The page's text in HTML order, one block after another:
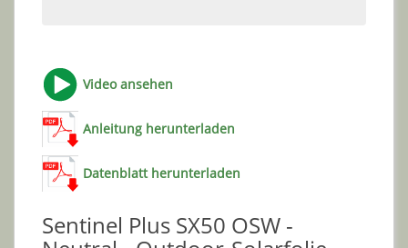
Video ansehen
Anleitung herunterladen
Datenblatt herunterladen
Sentinel Plus SX50 OSW -